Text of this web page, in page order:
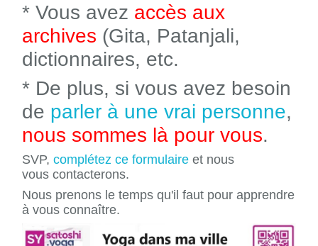
* Vous avez accès aux
archives (Gita, Patanjali,
dictionnaires, etc.
* De plus, si vous avez besoin
de parler à une vrai personne,
nous sommes là pour vous.
SVP, complétez ce formulaire et nous
vous contacterons.
Nous prenons le temps qu'il faut pour apprendre
à vous connaître.